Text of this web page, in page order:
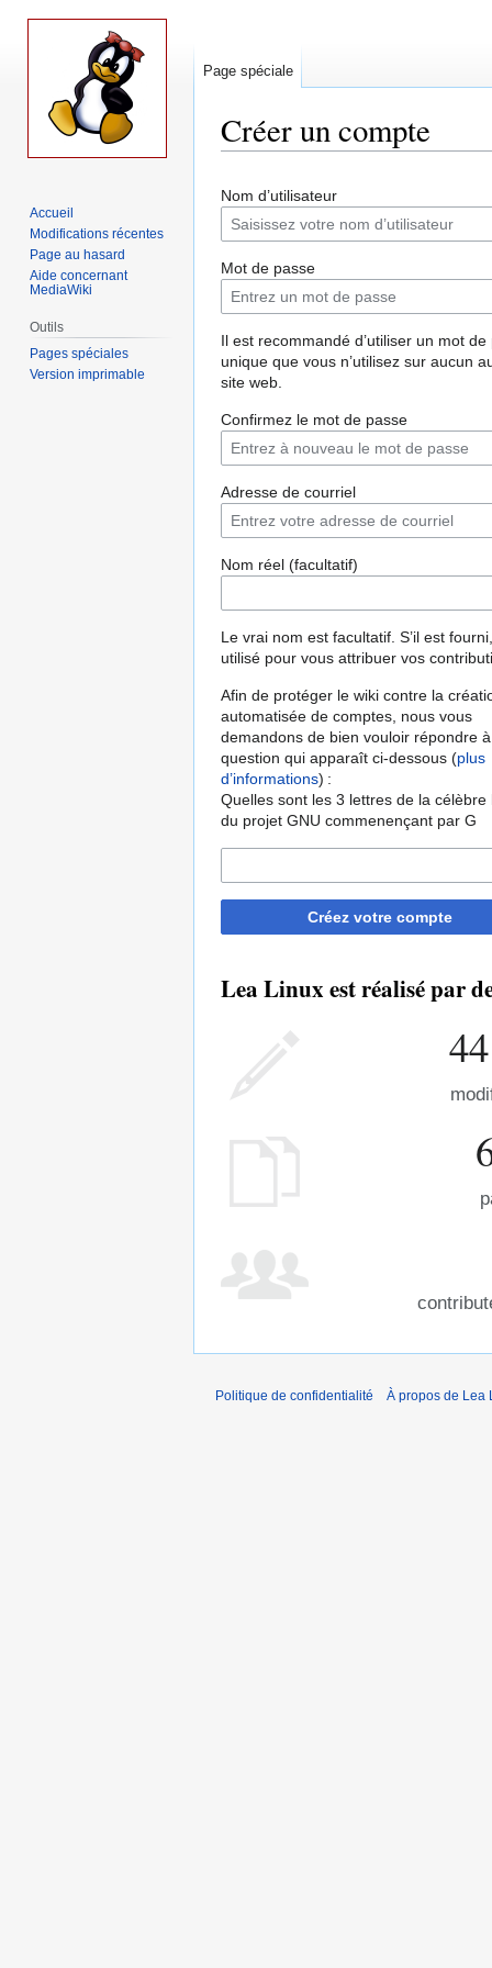
Créer un compte
à
à
Nom d’utilisateur
Mot de passe
Il est recommandé d’utiliser un mot de
unique que vous n’utilisez sur aucun
site web.
Confirmez le mot de passe
Adresse de courriel
Nom réel (facultatif)
Le vrai nom est facultatif. S’il est
utilisé pour vous attribuer vos
Afin de protéger le wiki contre la
automatisée de comptes, nous vous
demandons de bien vouloir répondre
question qui apparaît ci-dessous (plus
d’informations) :
Quelles sont les 3 lettres de la célèbre
du projet GNU commenençant par G
Créez votre compte
Lea Linux est réalisé par
Page spéciale
Accueil
Modifications récentes
Page au hasard
Aide concernant
MediaWiki
Outils
Pages spéciales
Version imprimable
Politique de confidentialité À propos de Lea